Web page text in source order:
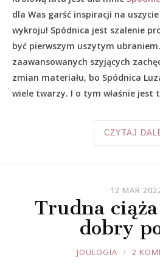
dla Was garść inspiracji na
wykroju! Spódnica jest szalenie
być pierwszym uszytym
zaawansowanych szyjących
zmian materiału, bo Spódnica
wiele twarzy. I o tym właśnie jest
CZYTAJ
12 MAR
Trudna
dobry
JOULE
JOULOGIA 2